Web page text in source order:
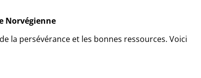
Norvégienne
la persévérance et les bonnes ressources. Voici